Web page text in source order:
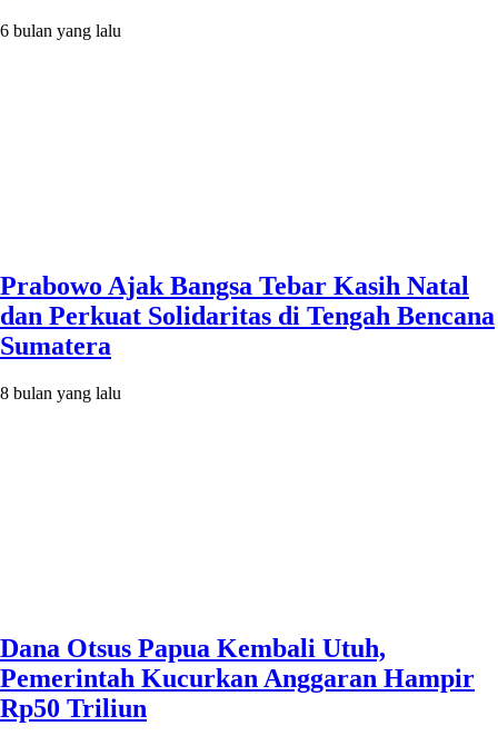
6 bulan yang lalu
Prabowo Ajak Bangsa Tebar Kasih Natal
dan Perkuat Solidaritas di Tengah Bencana
Sumatera
8 bulan yang lalu
Dana Otsus Papua Kembali Utuh,
Pemerintah Kucurkan Anggaran Hampir
Rp50 Triliun